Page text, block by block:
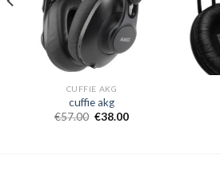
CUFFIE AKG
cuffie akg
€57.00 €38.00